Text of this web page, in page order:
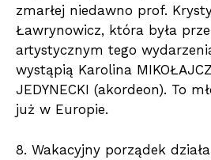
zmarłej niedawno prof.
Ławrynowicz, która była
artystycznym tego
wystąpią Karolina
JEDYNECKI (akordeon). To
już w Europie.
8. Wakacyjny porządek